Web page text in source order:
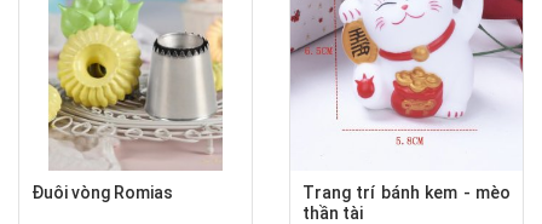
Đuôi vòng Romias
Trang trí bánh kem - mèo
thần tài